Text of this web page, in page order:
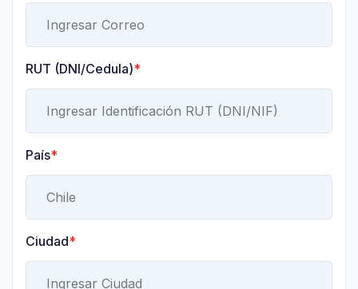
RUT (DNI/Cedula)*
País*
Ciudad*